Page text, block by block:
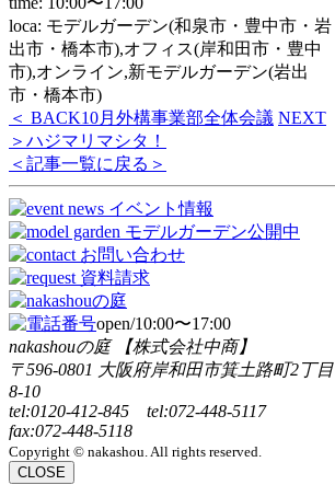
loca: モデルガーデン(和泉市・豊中市・岩
出市・橋本市),オフィス(岸和田市・豊中
市),オンライン,新モデルガーデン(岩出
市・橋本市)
＜ BACK10月外構事業部全体会議 NEXT
＞ ハジマリマシタ！
＜記事一覧に戻る＞
open/10:00〜17:00
nakashouの庭 【株式会社中商】
〒596-0801 大阪府岸和田市箕土路町2丁目
8-10
tel:0120-412-845 tel:072-448-5117
fax:072-448-5118
Copyright © nakashou. All rights reserved.
CLOSE